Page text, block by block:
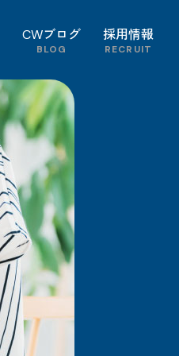
CWブログ
BLOG
採用情報
RECRUIT